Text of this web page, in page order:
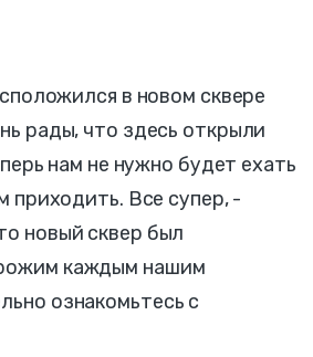
в новом сквере
рады, что здесь открыли
нам не нужно будет ехать
приходить. Все супер, -
новый сквер был
каждым нашим
ознакомьтесь с